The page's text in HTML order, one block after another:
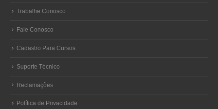
Trabalhe Conosco
Fale Conosco
Cadastro Para Cursos
Suporte Técnico
Reclamações
Política de Privacidade